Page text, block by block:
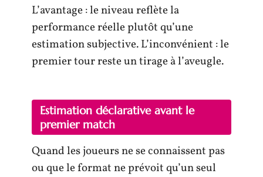
L’avantage : le niveau reflète la
performance réelle plutôt qu’une
estimation subjective. L’inconvénient : le
premier tour reste un tirage à l’aveugle.
Estimation déclarative avant le
premier match
Quand les joueurs ne se connaissent pas
ou que le format ne prévoit qu’un seul